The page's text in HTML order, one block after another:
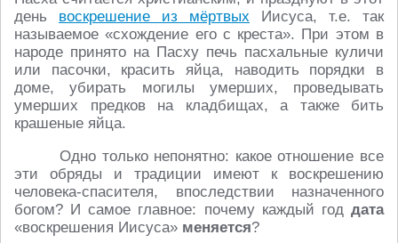
день воскрешение из мёртвых Иисуса, т.е. так
называемое «схождение его с креста». При этом в
народе принято на Пасху печь пасхальные куличи
или пасочки, красить яйца, наводить порядки в
доме, убирать могилы умерших, проведывать
умерших предков на кладбищах, а также бить
крашеные яйца.
Одно только непонятно: какое отношение все
эти обряды и традиции имеют к воскрешению
человека-спасителя, впоследствии назначенного
богом? И самое главное: почему каждый год дата
«воскрешения Иисуса» меняется?